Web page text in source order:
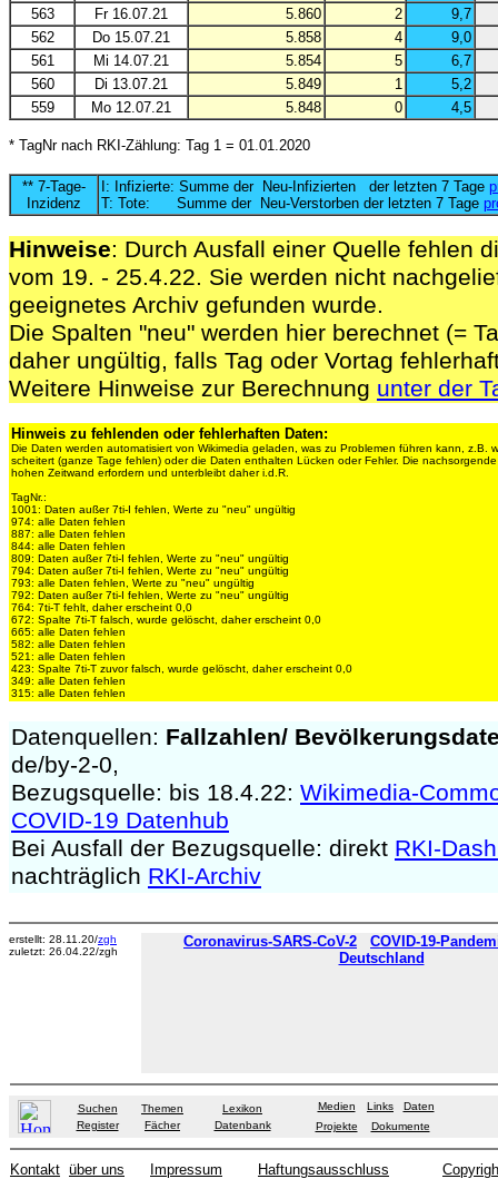
563
Fr 16.07.21 5.860 2
9,7
562
Do 15.07.21 5.858 4
9,0
561
Mi 14.07.21 5.854 5
6,7
560
Di 13.07.21 5.849 1
5,2
559
Mo 12.07.21 5.848 0 4,5
* TagNr nach RKI-Zählung: Tag 1 = 01.01.2020
** 7-Tage-
Inzidenz
I: Infizierte: Summe der Neu-Infizierten der letzten 7 Tage
T: Tote: Summe der Neu-Verstorben der letzten 7 Tage
Hinweise: Durch Ausfall einer Quelle fehlen
vom 19. - 25.4.22. Sie werden nicht
geeignetes Archiv gefunden wurde.
Die Spalten "neu" werden hier berechnet (=
daher ungültig, falls Tag oder Vortag
Weitere Hinweise zur Berechnung unter der
Hinweis zu fehlenden oder fehlerhaften Daten:
Die Daten werden automatisiert von Wikimedia geladen, was zu Problemen führen kann, z.B.
scheitert (ganze Tage fehlen) oder die Daten enthalten Lücken oder Fehler. Die
hohen Zeitwand erfordern und unterbleibt daher i.d.R.
TagNr.:
1001: Daten außer 7ti-I fehlen, Werte zu "neu" ungültig
974: alle Daten fehlen
887: alle Daten fehlen
844: alle Daten fehlen
809: Daten außer 7ti-I fehlen, Werte zu "neu" ungültig
794: Daten außer 7ti-I fehlen, Werte zu "neu" ungültig
793: alle Daten fehlen, Werte zu "neu" ungültig
792: Daten außer 7ti-I fehlen, Werte zu "neu" ungültig
764: 7ti-T fehlt, daher erscheint 0,0
672: Spalte 7ti-T falsch, wurde gelöscht, daher erscheint 0,0
665: alle Daten fehlen
582: alle Daten fehlen
521: alle Daten fehlen
423: Spalte 7ti-T zuvor falsch, wurde gelöscht, daher erscheint 0,0
349: alle Daten fehlen
315: alle Daten fehlen
Datenquellen: Fallzahlen/
de/by-2-0,
Bezugsquelle: bis 18.4.22: Wikimedia-
COVID-19 Datenhub
Bei Ausfall der Bezugsquelle: direkt RKI-
nachträglich RKI-Archiv
erstellt: 28.11.20/zgh
zuletzt: 26.04.22/zgh
Coronavirus-SARS-CoV-2
COVID-19-
Deutschland
Suchen Themen
Lexikon
Register
Fächer Datenbank
Medien Links
Daten
Projekte
Dokumente
Kontakt über uns Impressum Haftungsausschluss